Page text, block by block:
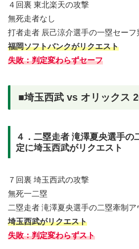
４回裏 東北楽天の攻撃
無死走者なし
打者走者 辰己涼介選手の一塁セーフ
福岡ソフトバンクがリクエスト
失敗：判定変わらずセーフ
■埼玉西武 vs オリックス
４．二塁走者 滝澤夏央選手の
定に埼玉西武がリクエスト
７回裏 埼玉西武の攻撃
無死一二塁
二塁走者 滝澤夏央選手の二塁牽制ア
埼玉西武がリクエスト
失敗：判定変わらずスト